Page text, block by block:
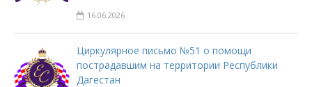
16.06.2026
Циркулярное письмо №51 о помощи
пострадавшим на территории Республики
Дагестан